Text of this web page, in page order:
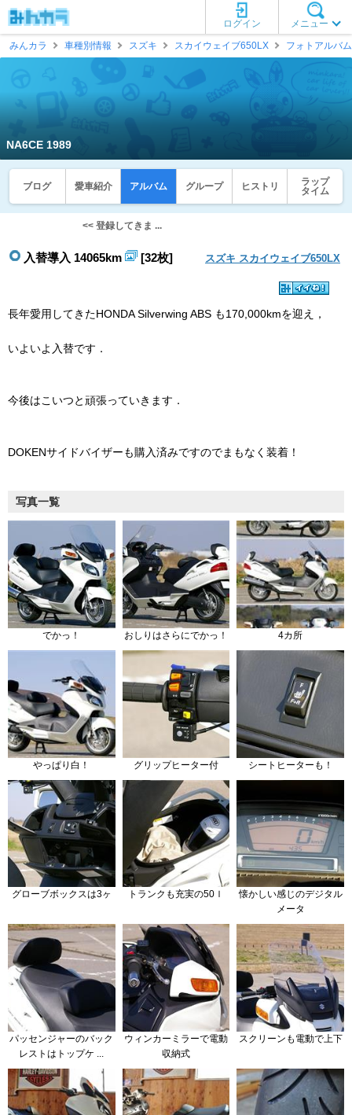
メニュー
ログイン
みんカラ
車種別情報 スズキ スカイウェイブ650LX フォトアルバム
NA6CE 1989
ブログ 愛車紹介 アルバム グループ ヒストリ
ラップ
タイム
<< 登録してきま ...
入替導入 14065km [32枚] スズキ スカイウェイブ650LX
長年愛用してきたHONDA Silverwing ABS も170,000kmを迎え，
いよいよ入替です．
今後はこいつと頑張っていきます．
DOKENサイドバイザーも購入済みですのでまもなく装着！
写真一覧
でかっ！ おしりはさらにでかっ！ 4カ所
やっぱり白！ グリップヒーター付 シートヒーターも！
グローブボックスは3ヶ トランクも充実の50ｌ
懐かしい感じのデジタル
メータ
パッセンジャーのバック
レストはトップケ ...
ウィンカーミラーで電動
収納式
スクリーンも電動で上下